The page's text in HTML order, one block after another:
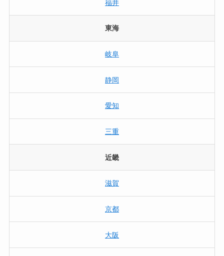
福井
東海
岐阜
静岡
愛知
三重
近畿
滋賀
京都
大阪